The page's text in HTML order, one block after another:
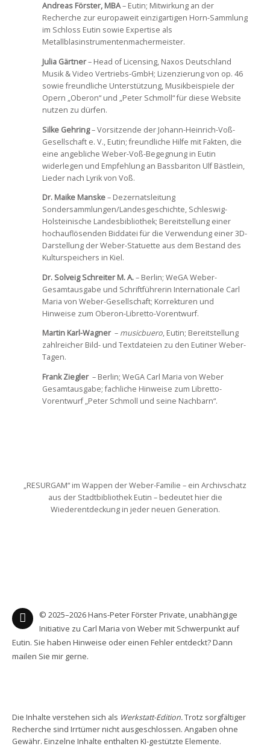
Andreas Förster, MBA– Eutin; Mitwirkung an der
Recherche zur europaweit einzigartigen Horn-Sammlung
im Schloss Eutin sowie Expertise als
Metallblasinstrumentenmachermeister.
Julia Gärtner– Head of Licensing, Naxos Deutschland
Musik & Video Vertriebs-GmbH; Lizenzierung von op. 46
sowie freundliche Unterstützung, Musikbeispiele der
Opern „Oberon“ und „Peter Schmoll“ für diese Website
nutzen zu dürfen.
Silke Gehring– Vorsitzende der Johann-Heinrich-Voß-
Gesellschaft e. V., Eutin; freundliche Hilfe mit Fakten, die
eine angebliche Weber-Voß-Begegnung in Eutin
widerlegen und Empfehlung an Bassbariton Ulf Bästlein,
Lieder nach Lyrik von Voß.
Dr. Maike Manske– Dezernatsleitung
Sondersammlungen/Landesgeschichte, Schleswig-
Holsteinische Landesbibliothek; Bereitstellung einer
hochauflösenden Biddatei für die Verwendung einer 3D-
Darstellung der Weber-Statuette aus dem Bestand des
Kulturspeichers in Kiel.
Dr. Solveig Schreiter M. A.– Berlin; WeGA Weber-
Gesamtausgabe und Schriftführerin Internationale Carl
Maria von Weber-Gesellschaft; Korrekturen und
Hinweise zum Oberon-Libretto-Vorentwurf.
Martin Karl-Wagner – musicbuero, Eutin; Bereitstellung
zahlreicher Bild- und Textdateien zu den Eutiner Weber-
Tagen.
Frank Ziegler– Berlin; WeGA Carl Maria von Weber
Gesamtausgabe; fachliche Hinweise zum Libretto-
Vorentwurf „Peter Schmoll und seine Nachbarn“.
„RESURGAM“ im Wappen der Weber-Familie – ein Archivschatz
aus der Stadtbibliothek Eutin – bedeutet hier die
Wiederentdeckung in jeder neuen Generation.
© 2025–2026 Hans-Peter Förster Private, unabhängige
Initiative zu Carl Maria von Weber mit Schwerpunkt auf
Eutin. Sie haben Hinweise oder einen Fehler entdeckt? Dann
mailen Sie mir gerne.
Die Inhalte verstehen sich als Werkstatt-Edition.Trotz sorgfältiger
Recherche sind Irrtümer nicht ausgeschlossen. Angaben ohne
Gewähr. Einzelne Inhalte enthalten KI-gestützte Elemente.